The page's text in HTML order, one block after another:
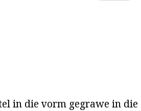
in die vorm gegrawe in